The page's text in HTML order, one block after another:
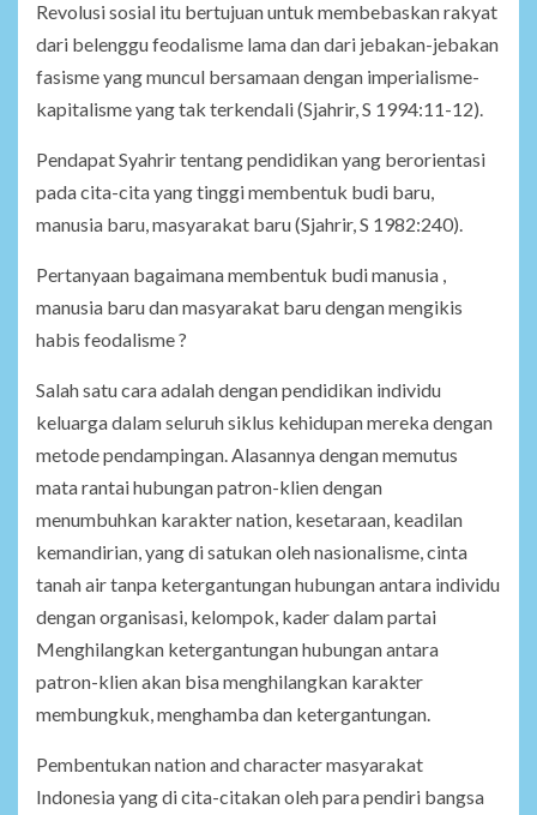
Revolusi sosial itu bertujuan untuk membebaskan rakyat
dari belenggu feodalisme lama dan dari jebakan-jebakan
fasisme yang muncul bersamaan dengan imperialisme-
kapitalisme yang tak terkendali (Sjahrir, S 1994:11-12).
Pendapat Syahrir tentang pendidikan yang berorientasi
pada cita-cita yang tinggi membentuk budi baru,
manusia baru, masyarakat baru (Sjahrir, S 1982:240).
Pertanyaan bagaimana membentuk budi manusia ,
manusia baru dan masyarakat baru dengan mengikis
habis feodalisme ?
Salah satu cara adalah dengan pendidikan individu
keluarga dalam seluruh siklus kehidupan mereka dengan
metode pendampingan. Alasannya dengan memutus
mata rantai hubungan patron-klien dengan
menumbuhkan karakter nation, kesetaraan, keadilan
kemandirian, yang di satukan oleh nasionalisme, cinta
tanah air tanpa ketergantungan hubungan antara individu
dengan organisasi, kelompok, kader dalam partai
Menghilangkan ketergantungan hubungan antara
patron-klien akan bisa menghilangkan karakter
membungkuk, menghamba dan ketergantungan.
Pembentukan nation and character masyarakat
Indonesia yang di cita-citakan oleh para pendiri bangsa